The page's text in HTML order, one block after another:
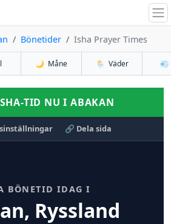
Bönetider Isha Prayer Times
🌙 Måne 🌦️ Väder 💨
TID NU I ABAKAN
🔗 Dela sida
BÖNETID IDAG I
Ryssland